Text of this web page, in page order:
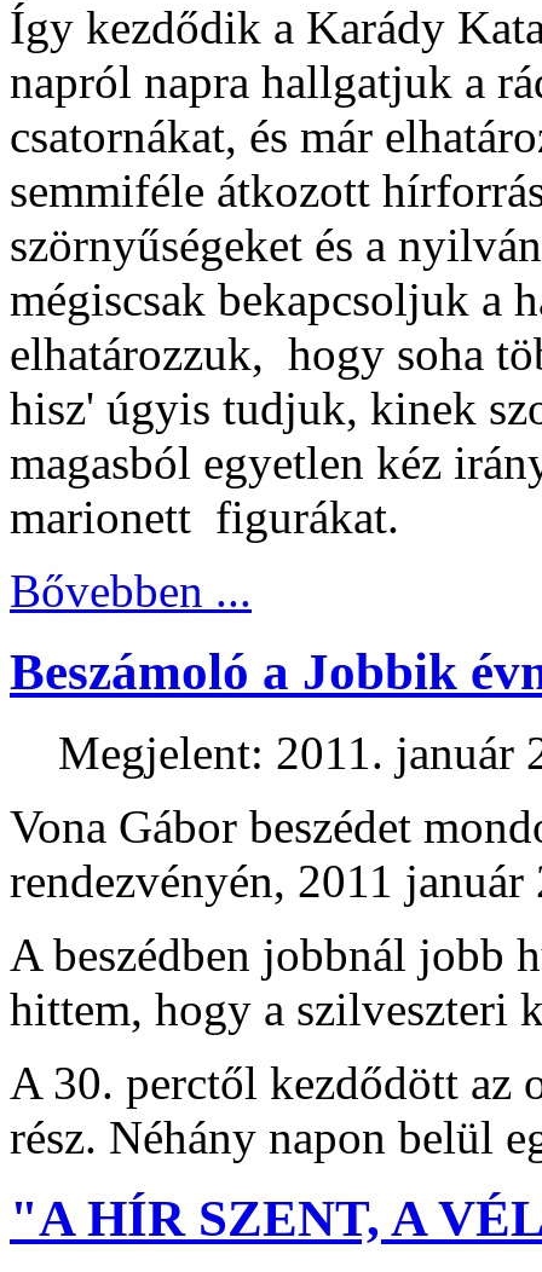
Így kezdődik a Karády
napról napra hallgatjuk a
csatornákat, és már
semmiféle átkozott
szörnyűségeket és a
mégiscsak bekapcsoljuk a
elhatározzuk, hogy soha
hisz' úgyis tudjuk, kinek
magasból egyetlen kéz
marionett figurákat.
Bővebben ...
Beszámoló a Jobbik
Megjelent: 2011. január
Vona Gábor beszédet
rendezvényén, 2011 január
A beszédben jobbnál jobb
hittem, hogy a szilveszteri
A 30. perctől kezdődött az
rész. Néhány napon belül
"A HÍR SZENT, A